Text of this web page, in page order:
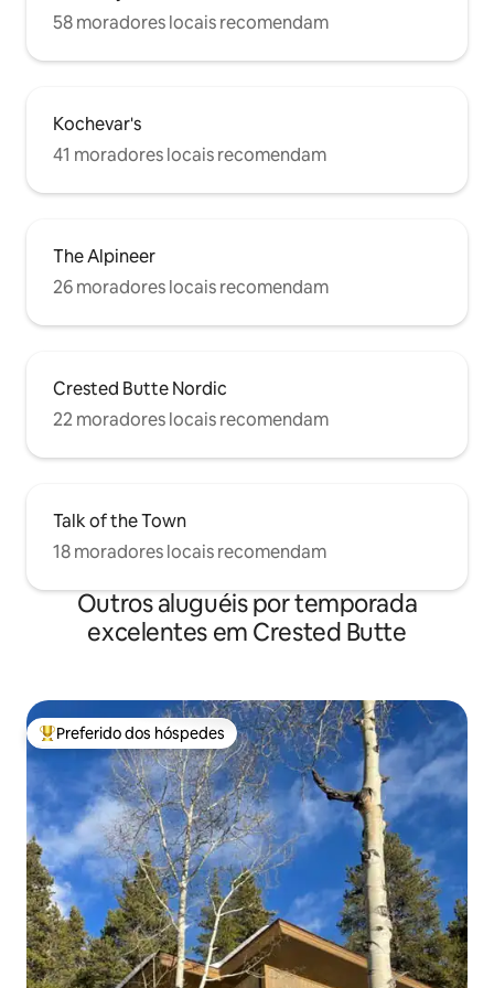
58 moradores locais recomendam
Kochevar's
41 moradores locais recomendam
The Alpineer
26 moradores locais recomendam
Crested Butte Nordic
22 moradores locais recomendam
Talk of the Town
18 moradores locais recomendam
Outros aluguéis por temporada
excelentes em Crested Butte
Entre os melhores preferidos dos hóspedes
Preferido dos hóspedes